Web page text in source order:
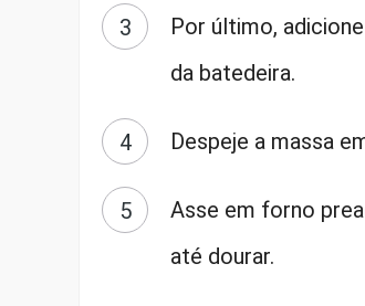
Por último,
da batedeira.
Despeje a massa
Asse em forno
até dourar.